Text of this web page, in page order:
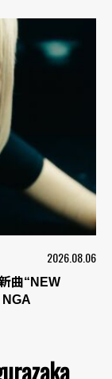
2026.08.06
曲“NEW